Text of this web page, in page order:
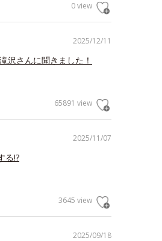
0 view
2025/12/11
沢さんに聞きました！
65891 view
2025/11/07
る!?
3645 view
2025/09/18